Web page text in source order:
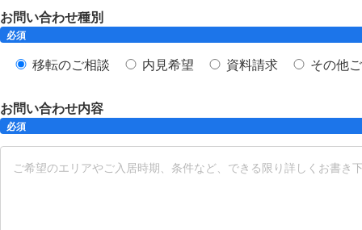
お問い合わせ種別
必須
移転のご相談 内見希望 資料請求 その他
お問い合わせ内容
必須